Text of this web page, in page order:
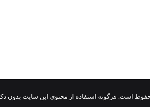
است. هرگونه استفاده از محتوی این سایت بدون ذکر